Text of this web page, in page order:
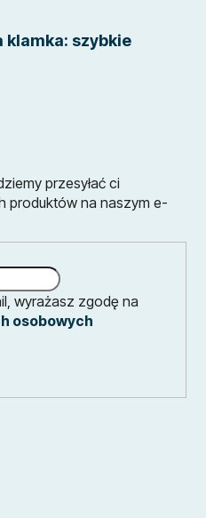
klamka: szybkie
przesyłać ci
produktów na naszym e-
wyrażasz zgodę na
osobowych